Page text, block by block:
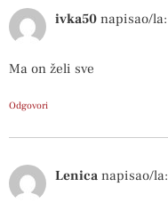
ivka50 napisao/la:
Ma on želi sve
Odgovori
Lenica napisao/la: